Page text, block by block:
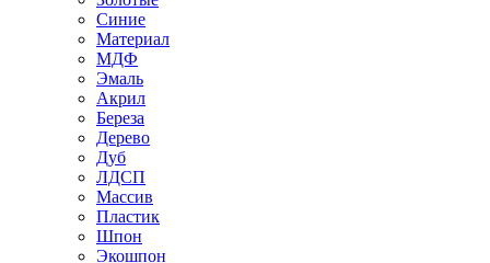
Синие
Материал
МДФ
Эмаль
Акрил
Береза
Дерево
Дуб
ЛДСП
Массив
Пластик
Шпон
Экошпон